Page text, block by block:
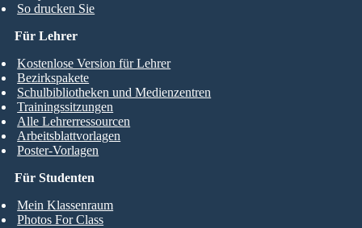
So drucken Sie
Für Studenten
Mein Klassenraum
Photos For Class
Für Lehrer
Kostenlose Version für Lehrer
Bezirkspakete
Schulbibliotheken und Medienzentren
Trainingssitzungen
Alle Lehrerressourcen
Arbeitsblattvorlagen
Poster-Vorlagen